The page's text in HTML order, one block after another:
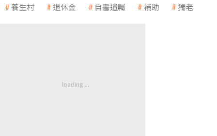
養生村 退休金 自書遺囑 補助 獨老